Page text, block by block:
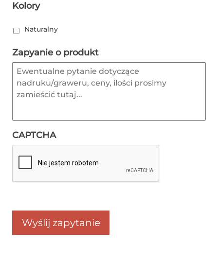
Kolory
Naturalny
Zapyanie o produkt
CAPTCHA